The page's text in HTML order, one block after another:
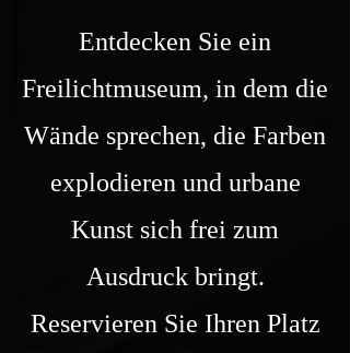
Entdecken Sie ein
Freilichtmuseum, in dem die
Wände sprechen, die Farben
explodieren und urbane
Kunst sich frei zum
Ausdruck bringt.
Reservieren Sie Ihren Platz